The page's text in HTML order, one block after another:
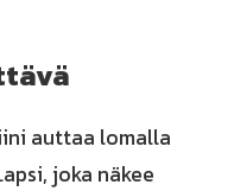
auttaa lomalla
joka näkee